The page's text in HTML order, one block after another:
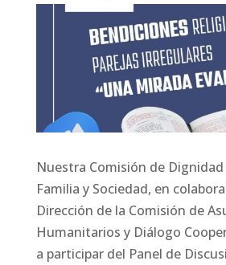
Nuestra Comisión de
Familia y Sociedad, en
Dirección de la Comisión de
Humanitarios y Diálogo
a participar del Panel de